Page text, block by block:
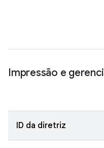
Impressão e
ID da diretriz